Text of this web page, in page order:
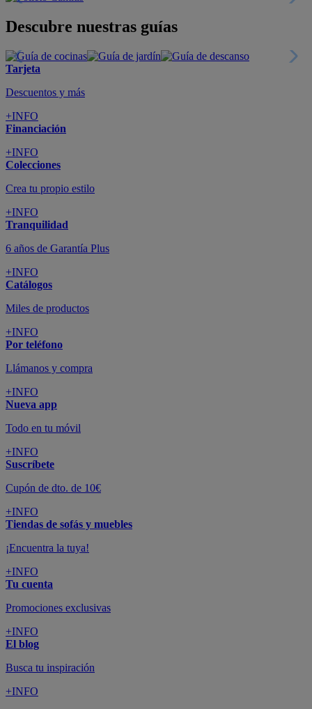
Descubre nuestras guías
Tarjeta
Descuentos y más
+INFO
Financiación
+INFO
Colecciones
Crea tu propio estilo
+INFO
Tranquilidad
6 años de Garantía Plus
+INFO
Catálogos
Miles de productos
+INFO
Por teléfono
Llámanos y compra
+INFO
Nueva app
Todo en tu móvil
+INFO
Suscríbete
Cupón de dto. de 10€
+INFO
Tiendas de sofás y muebles
¡Encuentra la tuya!
+INFO
Tu cuenta
Promociones exclusivas
+INFO
El blog
Busca tu inspiración
+INFO